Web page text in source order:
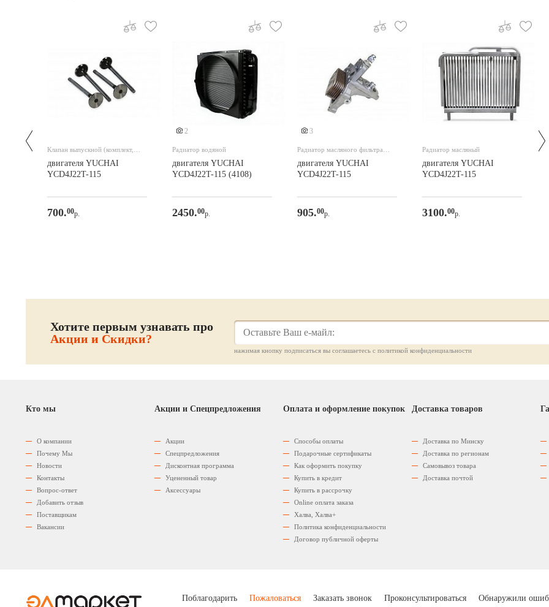
Клапан выпускной (комплект,
двигателя YUCHAI
YCD4J22T-115
700.00р.
2
Радиатор водяной
двигателя YUCHAI
YCD4J22T-115 (4108)
2450.00р.
3
Радиатор масляного фильтра
двигателя YUCHAI
YCD4J22T-115
905.00р.
Радиатор масляный
двигателя YUCHAI
YCD4J22T-115
3100.00р.
Хотите первым узнавать про
Акции и Скидки?
нажимая кнопку подписаться вы соглашаетесь с политикой конфиденциальности
Кто мы
О компании
Почему Мы
Новости
Контакты
Вопрос-ответ
Добавить отзыв
Поставщикам
Вакансии
Акции и Спецпредложения
Акции
Спецпредложения
Дисконтная программа
Уцененный товар
Аксессуары
Оплата и оформление покупок
Способы оплаты
Подарочные сертификаты
Как оформить покупку
Купить в кредит
Купить в рассрочку
Оnline оплата заказа
Халва, Халва+
Политика конфиденциальности
Договор публичной оферты
Доставка товаров
Доставка по Минску
Доставка по регионам
Самовывоз товара
Доставка почтой
Поблагодарить Пожаловаться Заказать звонок Проконсультироваться Обнаружили